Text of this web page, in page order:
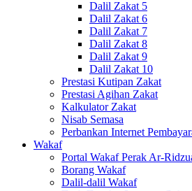
Dalil Zakat 5
Dalil Zakat 6
Dalil Zakat 7
Dalil Zakat 8
Dalil Zakat 9
Dalil Zakat 10
Prestasi Kutipan Zakat
Prestasi Agihan Zakat
Kalkulator Zakat
Nisab Semasa
Perbankan Internet
Wakaf
Portal Wakaf Perak Ar-
Borang Wakaf
Dalil-dalil Wakaf